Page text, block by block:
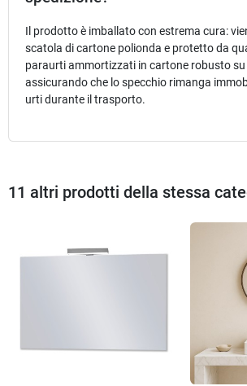
Il prodotto è imballato con estrema cura:
scatola di cartone polionda e protetto da
paraurti ammortizzati in cartone robusto
assicurando che lo specchio rimanga
urti durante il trasporto.
11 altri prodotti della stessa